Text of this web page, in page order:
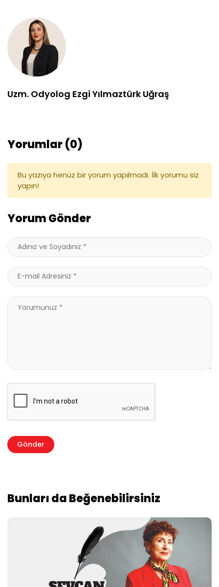
Uzm. Odyolog Ezgi Yılmaztürk Uğraş
Yorumlar (0)
Bu yazıya henüz bir yorum yapılmadı. İlk yorumu siz
yapın!
Yorum Gönder
Bunları da Beğenebilirsiniz